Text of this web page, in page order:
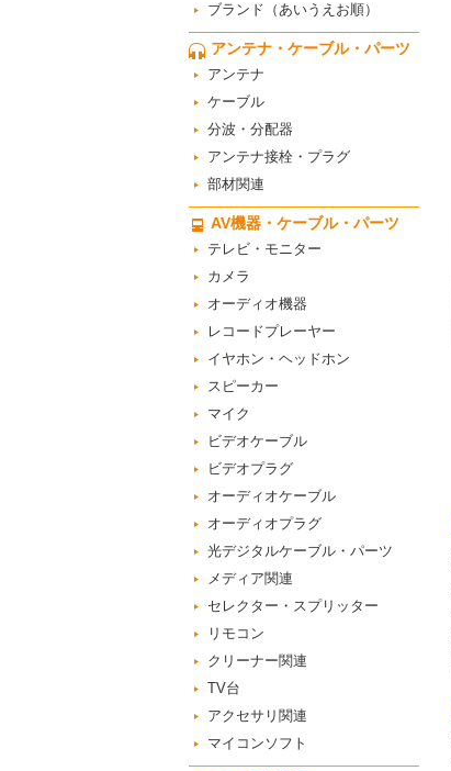
ブランド（あいうえお順）
アンテナ・ケーブル・パーツ
アンテナ
ケーブル
分波・分配器
アンテナ接栓・プラグ
部材関連
AV機器・ケーブル・パーツ
テレビ・モニター
カメラ
オーディオ機器
レコードプレーヤー
イヤホン・ヘッドホン
スピーカー
マイク
ビデオケーブル
ビデオプラグ
オーディオケーブル
オーディオプラグ
光デジタルケーブル・パーツ
メディア関連
セレクター・スプリッター
リモコン
クリーナー関連
TV台
アクセサリ関連
マイコンソフト